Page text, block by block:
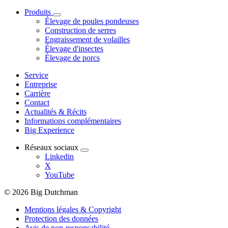
Produits
Élevage de poules pondeuses
Construction de serres
Engraissement de volailles
Élevage d'insectes
Élevage de porcs
Service
Entreprise
Carrière
Contact
Actualités & Récits
Informations complémentaires
Big Experience
Réseaux sociaux
Linkedin
X
YouTube
© 2026 Big Dutchman
Mentions légales & Copyright
Protection des données